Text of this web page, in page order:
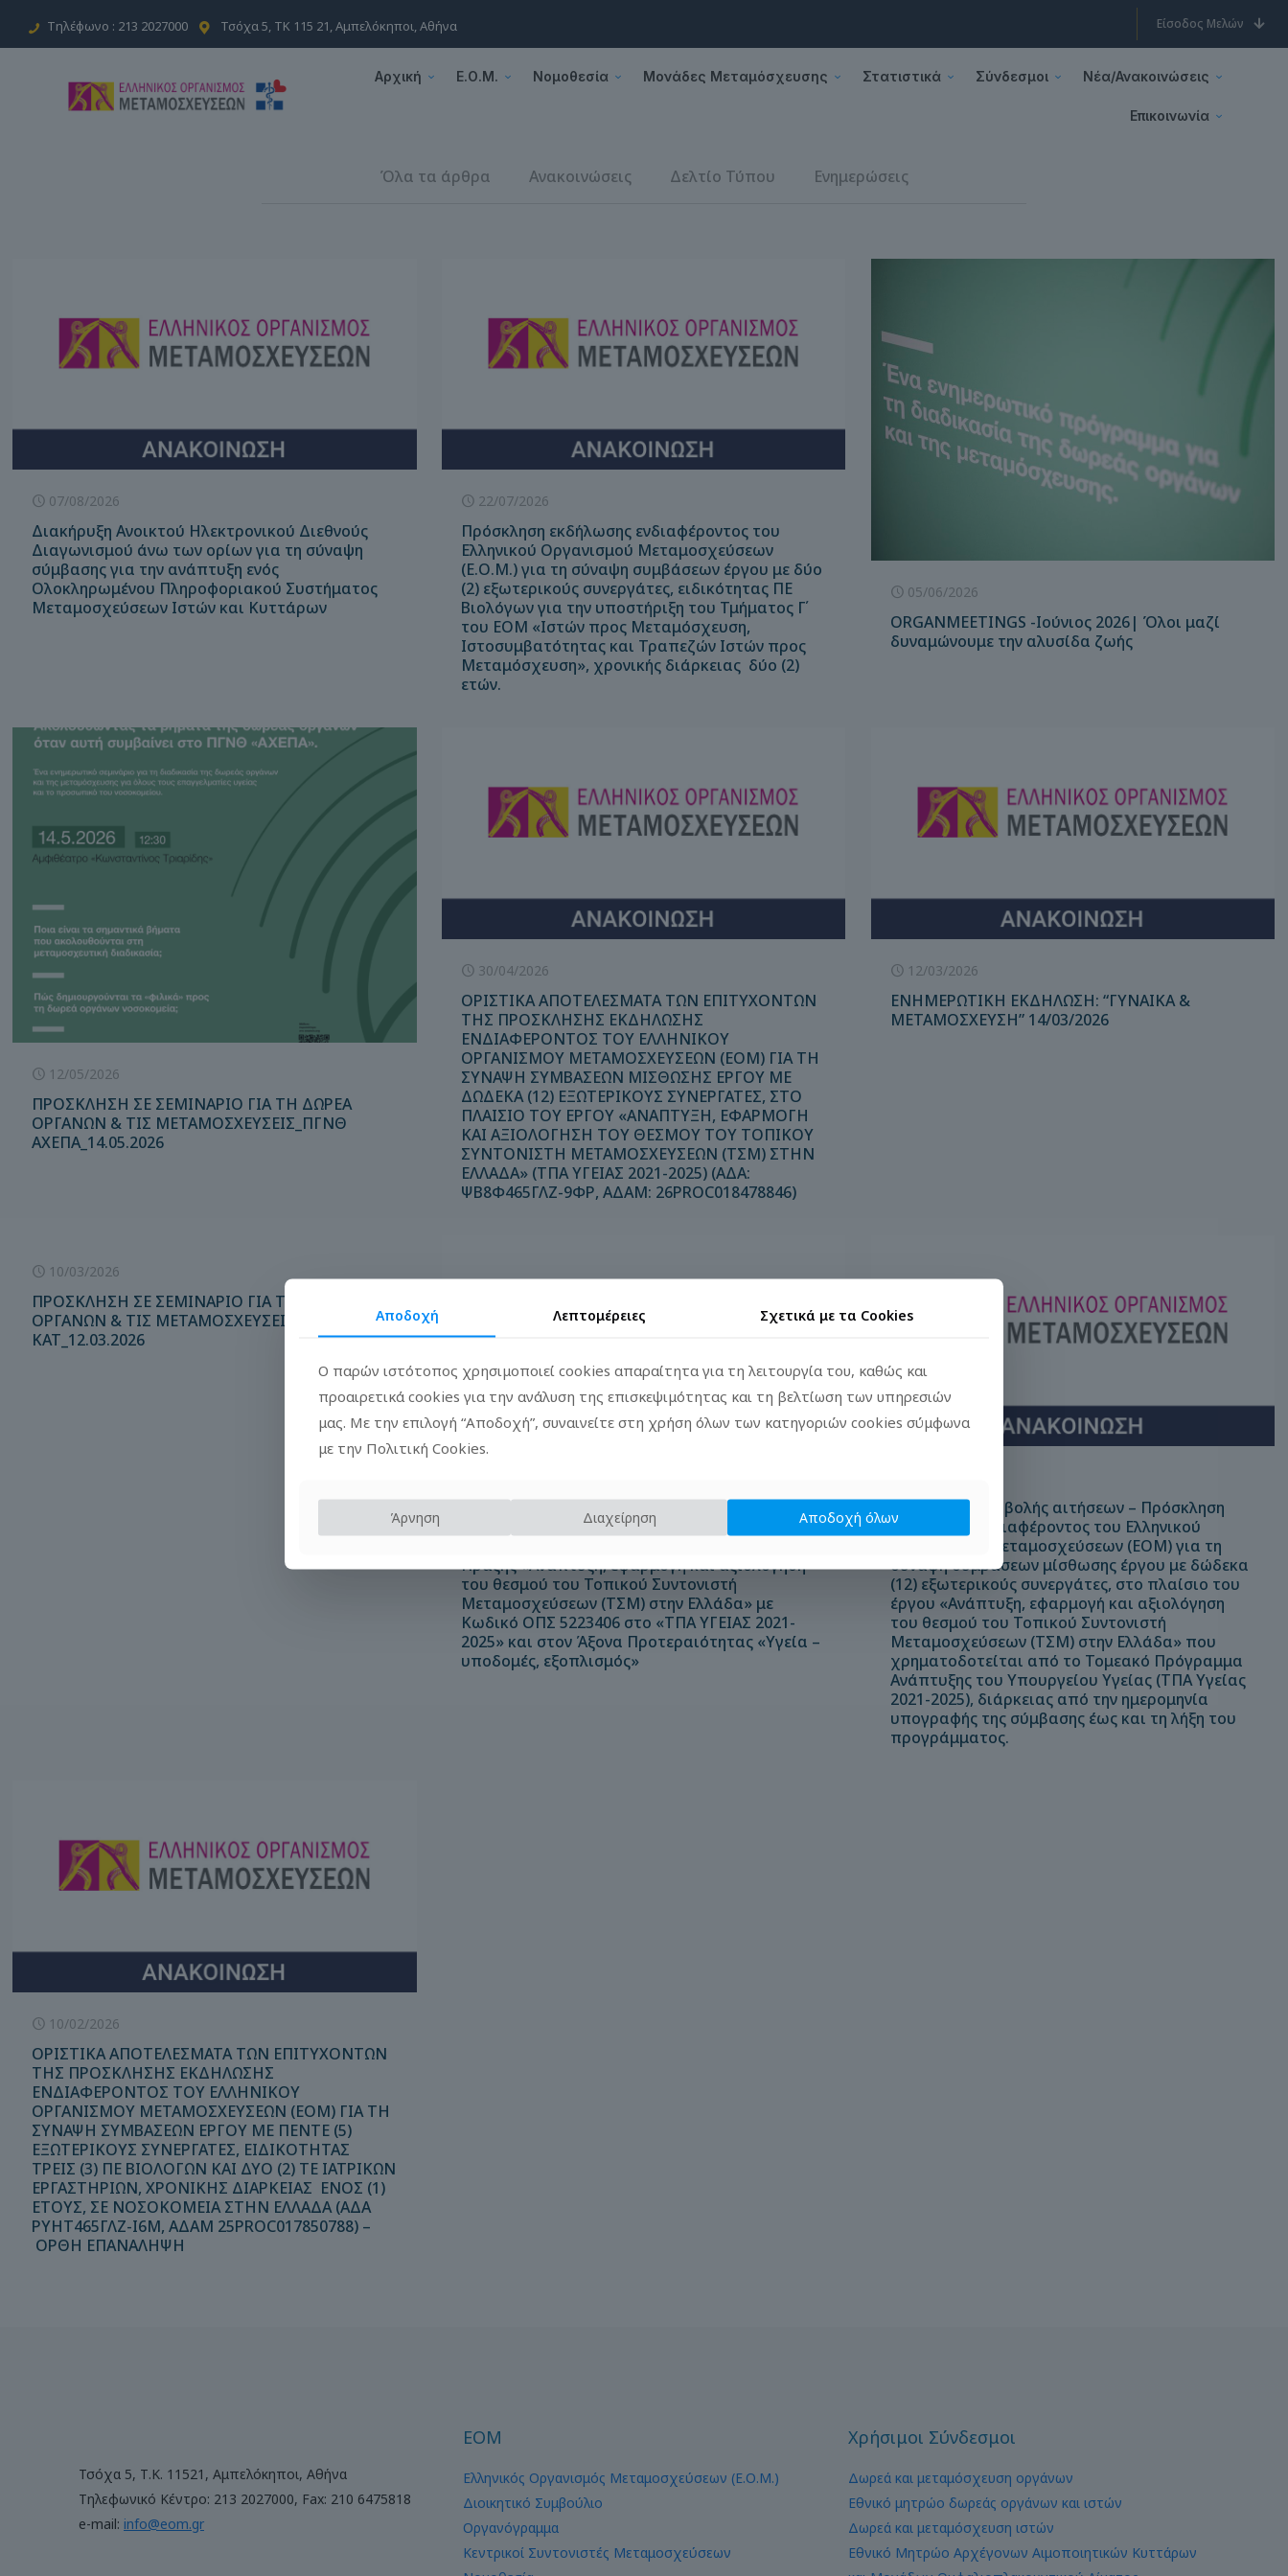
Τηλέφωνο : 213 2027000 Τσόχα 5, ΤΚ 115 21, Αμπελόκηποι, Αθήνα Είσοδος Μελών
Αρχική Ε.Ο.Μ. Νομοθεσία Μονάδες Μεταμόσχευσης Στατιστικά Σύνδεσμοι Νέα/Ανακοινώσεις
Επικοινωνία
Όλα τα άρθρα Ανακοινώσεις Δελτίο Τύπου Ενημερώσεις
07/08/2026
Διακήρυξη Ανοικτού Ηλεκτρονικού Διεθνούς
Διαγωνισμού άνω των ορίων για τη σύναψη
σύμβασης για την ανάπτυξη ενός
Ολοκληρωμένου Πληροφοριακού Συστήματος
Μεταμοσχεύσεων Ιστών και Κυττάρων
22/07/2026
Πρόσκληση εκδήλωσης ενδιαφέροντος του
Ελληνικού Οργανισμού Μεταμοσχεύσεων
(Ε.Ο.Μ.) για τη σύναψη συμβάσεων έργου με δύο
(2) εξωτερικούς συνεργάτες, ειδικότητας ΠΕ
Βιολόγων για την υποστήριξη του Τμήματος Γ΄
του ΕΟΜ «Ιστών προς Μεταμόσχευση,
Ιστοσυμβατότητας και Τραπεζών Ιστών προς
Μεταμόσχευση», χρονικής διάρκειας δύο (2)
ετών.
05/06/2026
ORGANMEETINGS -Ιούνιος 2026| Όλοι μαζί
δυναμώνουμε την αλυσίδα ζωής
12/05/2026
ΠΡΟΣΚΛΗΣΗ ΣΕ ΣΕΜΙΝΑΡΙΟ ΓΙΑ ΤΗ ΔΩΡΕΑ
ΟΡΓΑΝΩΝ & ΤΙΣ ΜΕΤΑΜΟΣΧΕΥΣΕΙΣ_ΠΓΝΘ
ΑΧΕΠΑ_14.05.2026
30/04/2026
ΟΡΙΣΤΙΚΑ ΑΠΟΤΕΛΕΣΜΑΤΑ ΤΩΝ ΕΠΙΤΥΧΟΝΤΩΝ
ΤΗΣ ΠΡΟΣΚΛΗΣΗΣ ΕΚΔΗΛΩΣΗΣ
ΕΝΔΙΑΦΕΡΟΝΤΟΣ ΤΟΥ ΕΛΛΗΝΙΚΟΥ
ΟΡΓΑΝΙΣΜΟΥ ΜΕΤΑΜΟΣΧΕΥΣΕΩΝ (ΕΟΜ) ΓΙΑ ΤΗ
ΣΥΝΑΨΗ ΣΥΜΒΑΣΕΩΝ ΜΙΣΘΩΣΗΣ ΕΡΓΟΥ ΜΕ
ΔΩΔΕΚΑ (12) ΕΞΩΤΕΡΙΚΟΥΣ ΣΥΝΕΡΓΑΤΕΣ, ΣΤΟ
ΠΛΑΙΣΙΟ ΤΟΥ ΕΡΓΟΥ «ΑΝΑΠΤΥΞΗ, ΕΦΑΡΜΟΓΗ
ΚΑΙ ΑΞΙΟΛΟΓΗΣΗ ΤΟΥ ΘΕΣΜΟΥ ΤΟΥ ΤΟΠΙΚΟΥ
ΣΥΝΤΟΝΙΣΤΗ ΜΕΤΑΜΟΣΧΕΥΣΕΩΝ (ΤΣΜ) ΣΤΗΝ
ΕΛΛΑΔΑ» (ΤΠΑ ΥΓΕΙΑΣ 2021-2025) (ΑΔΑ:
ΨΒ8Φ465ΓΛΖ-9ΦΡ, ΑΔΑΜ: 26PROC018478846)
12/03/2026
ΕΝΗΜΕΡΩΤΙΚΗ ΕΚΔΗΛΩΣΗ: “ΓΥΝΑΙΚΑ &
ΜΕΤΑΜΟΣΧΕΥΣΗ” 14/03/2026
10/03/2026
ΠΡΟΣΚΛΗΣΗ ΣΕ ΣΕΜΙΝΑΡΙΟ ΓΙΑ ΤΗ ΔΩΡΕΑ
ΟΡΓΑΝΩΝ & ΤΙΣ ΜΕΤΑΜΟΣΧΕΥΣΕΙΣ_ΓΝΑ
ΚΑΤ_12.03.2026
Διακήρυξη Ηλεκτρονικού Ανοικτού
Διαγωνισμού για το Υποέργο 2 «Διοργάνωση
Πράξης «Ανάπτυξη, εφαρμογή και αξιολόγηση
του θεσμού του Τοπικού Συντονιστή
Μεταμοσχεύσεων (ΤΣΜ) στην Ελλάδα» με
Κωδικό ΟΠΣ 5223406 στο «ΤΠΑ ΥΓΕΙΑΣ 2021-
2025» και στον Άξονα Προτεραιότητας «Υγεία –
υποδομές, εξοπλισμός»
Παράταση υποβολής αιτήσεων – Πρόσκληση
εκδήλωσης ενδιαφέροντος του Ελληνικού
Οργανισμού Μεταμοσχεύσεων (ΕΟΜ) για τη
σύναψη συμβάσεων μίσθωσης έργου με δώδεκα
(12) εξωτερικούς συνεργάτες, στο πλαίσιο του
έργου «Ανάπτυξη, εφαρμογή και αξιολόγηση
του θεσμού του Τοπικού Συντονιστή
Μεταμοσχεύσεων (ΤΣΜ) στην Ελλάδα» που
χρηματοδοτείται από το Τομεακό Πρόγραμμα
Ανάπτυξης του Υπουργείου Υγείας (ΤΠΑ Υγείας
2021-2025), διάρκειας από την ημερομηνία
υπογραφής της σύμβασης έως και τη λήξη του
προγράμματος.
10/02/2026
ΟΡΙΣΤΙΚΑ ΑΠΟΤΕΛΕΣΜΑΤΑ ΤΩΝ ΕΠΙΤΥΧΟΝΤΩΝ
ΤΗΣ ΠΡΟΣΚΛΗΣΗΣ ΕΚΔΗΛΩΣΗΣ
ΕΝΔΙΑΦΕΡΟΝΤΟΣ ΤΟΥ ΕΛΛΗΝΙΚΟΥ
ΟΡΓΑΝΙΣΜΟΥ ΜΕΤΑΜΟΣΧΕΥΣΕΩΝ (ΕΟΜ) ΓΙΑ ΤΗ
ΣΥΝΑΨΗ ΣΥΜΒΑΣΕΩΝ ΕΡΓΟΥ ΜΕ ΠΕΝΤΕ (5)
ΕΞΩΤΕΡΙΚΟΥΣ ΣΥΝΕΡΓΑΤΕΣ, ΕΙΔΙΚΟΤΗΤΑΣ
ΤΡΕΙΣ (3) ΠΕ ΒΙΟΛΟΓΩΝ ΚΑΙ ΔΥΟ (2) ΤΕ ΙΑΤΡΙΚΩΝ
ΕΡΓΑΣΤΗΡΙΩΝ, ΧΡΟΝΙΚΗΣ ΔΙΑΡΚΕΙΑΣ ΕΝΟΣ (1)
ΕΤΟΥΣ, ΣΕ ΝΟΣΟΚΟΜΕΙΑ ΣΤΗΝ ΕΛΛΑΔΑ (ΑΔΑ
ΡΥΗΤ465ΓΛΖ-Ι6Μ, ΑΔΑΜ 25PROC017850788) –
ΟΡΘΗ ΕΠΑΝΑΛΗΨΗ
Τσόχα 5, Τ.Κ. 11521, Αμπελόκηποι, Αθήνα
Τηλεφωνικό Κέντρο: 213 2027000, Fax: 210 6475818
e-mail: info@eom.gr
ΕΟΜ
Ελληνικός Οργανισμός Μεταμοσχεύσεων (Ε.Ο.Μ.)
Διοικητικό Συμβούλιο
Οργανόγραμμα
Κεντρικοί Συντονιστές Μεταμοσχεύσεων
Χρήσιμοι Σύνδεσμοι
Δωρεά και μεταμόσχευση οργάνων
Εθνικό μητρώο δωρεάς οργάνων και ιστών
Δωρεά και μεταμόσχευση ιστών
Εθνικό Μητρώο Αρχέγονων Αιμοποιητικών Κυττάρων
Αποδοχή Λεπτομέρειες Σχετικά με τα Cookies
Ο παρών ιστότοπος χρησιμοποιεί cookies απαραίτητα για τη λειτουργία του, καθώς και
προαιρετικά cookies για την ανάλυση της επισκεψιμότητας και τη βελτίωση των υπηρεσιών
μας. Με την επιλογή “Αποδοχή”, συναινείτε στη χρήση όλων των κατηγοριών cookies σύμφωνα
με την Πολιτική Cookies.
Άρνηση Διαχείρηση Αποδοχή όλων